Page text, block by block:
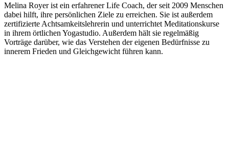
Melina Royer ist ein erfahrener Life Coach, der seit 2009 Menschen
dabei hilft, ihre persönlichen Ziele zu erreichen. Sie ist außerdem
zertifizierte Achtsamkeitslehrerin und unterrichtet Meditationskurse
in ihrem örtlichen Yogastudio. Außerdem hält sie regelmäßig
Vorträge darüber, wie das Verstehen der eigenen Bedürfnisse zu
innerem Frieden und Gleichgewicht führen kann.